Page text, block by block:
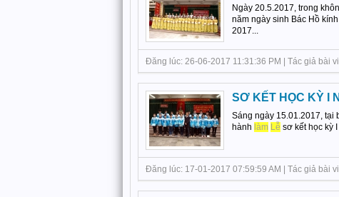
Ngày 20.5.2017, trong
năm ngày sinh Bác Hồ
2017...
Đăng lúc: 26-06-2017 11:31:36 PM | Tác giả bài
SƠ KẾT HỌC KỲ I
Sáng ngày 15.01.2017, tại
hành làm Lễ sơ kết học kỳ I
Đăng lúc: 17-01-2017 07:59:59 AM | Tác giả bài